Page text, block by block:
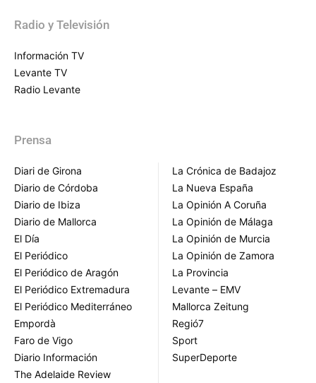
Radio y Televisión
Información TV
Levante TV
Radio Levante
Prensa
Diari de Girona
Diario de Córdoba
Diario de Ibiza
Diario de Mallorca
El Día
El Periódico
El Periódico de Aragón
El Periódico Extremadura
El Periódico Mediterráneo
Empordà
Faro de Vigo
Diario Información
The Adelaide Review
La Crónica de Badajoz
La Nueva España
La Opinión A Coruña
La Opinión de Málaga
La Opinión de Murcia
La Opinión de Zamora
La Provincia
Levante – EMV
Mallorca Zeitung
Regió7
Sport
SuperDeporte